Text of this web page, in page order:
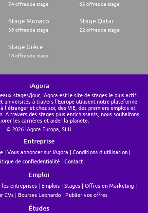
74 offres de stage 63 offres de stage
Stage Monaco
36 offres de stage
Stage Qatar
22 offres de stage
Stage Grèce
18 offres de stage
iAgora
stages/jour, iAgora est le site de stages le plus actif
universités à travers l'Europe utilisent notre plateforme
l'étranger et chez soi, des VIE, des premiers emplois et
A travers des stages plus enrichissants, nous souhaitons
les carrières et aider la planète.
© 2026 iAgora Europa, SLU
Entreprise
Vous annoncer sur iAgora
Conditions d'utilisation
de confiedentialité
Contact
Emploi
les entreprises Emplois Stages
Offres en Marketing
CVs
Bourses Leonardo Publier vos offres
Études